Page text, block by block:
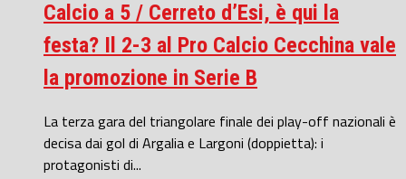
Calcio a 5 / Cerreto d’Esi, è qui la
festa? Il 2-3 al Pro Calcio Cecchina vale
la promozione in Serie B
La terza gara del triangolare finale dei play-off nazionali è
decisa dai gol di Argalia e Largoni (doppietta): i
protagonisti di...